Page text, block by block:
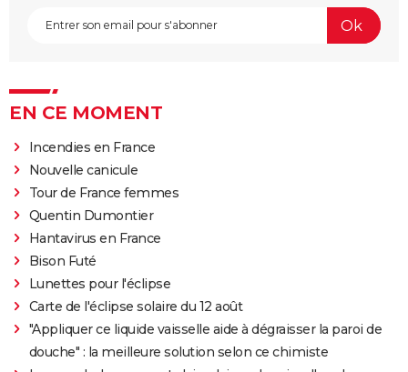
EN CE MOMENT
Incendies en France
Nouvelle canicule
Tour de France femmes
Quentin Dumontier
Hantavirus en France
Bison Futé
Lunettes pour l'éclipse
Carte de l'éclipse solaire du 12 août
"Appliquer ce liquide vaisselle aide à dégraisser la paroi de
douche" : la meilleure solution selon ce chimiste